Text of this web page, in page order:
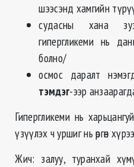
шээсэнд хамгийн
судасны хана
гипергликеми нь
болно/
осмос даралт
тэмдэг-ээр
Гипергликеми нь харьцангуй
үзүүлэх ч уршиг нь өргөн
Жич: залуу, туранхай